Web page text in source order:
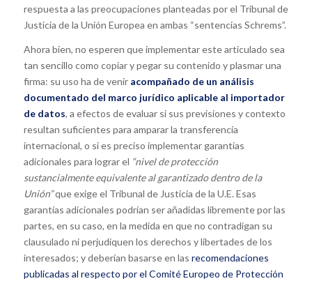
respuesta a las preocupaciones planteadas por el Tribunal de
Justicia de la Unión Europea en ambas “sentencias Schrems”.
Ahora bien, no esperen que implementar este articulado sea
tan sencillo como copiar y pegar su contenido y plasmar una
firma: su uso ha de venir acompañado de un análisis
documentado del marco jurídico aplicable al importador
de datos, a efectos de evaluar si sus previsiones y contexto
resultan suficientes para amparar la transferencia
internacional, o si es preciso implementar garantías
adicionales para lograr el “nivel de protección
sustancialmente equivalente al garantizado dentro de la
Unión”que exige el Tribunal de Justicia de la U.E. Esas
garantías adicionales podrían ser añadidas libremente por las
partes, en su caso, en la medida en que no contradigan su
clausulado ni perjudiquen los derechos y libertades de los
interesados; y deberían basarse en las recomendaciones
publicadas al respecto por el Comité Europeo de Protección